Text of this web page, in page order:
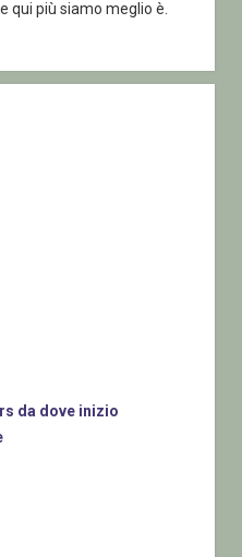
qui più siamo meglio è.
da dove inizio